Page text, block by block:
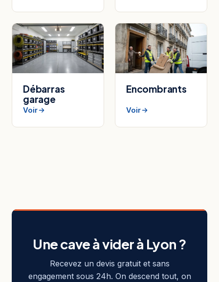
Débarras
garage
Voir
Encombrants
Voir
Une cave à vider à Lyon ?
Recevez un devis gratuit et sans
engagement sous 24h. On descend tout, on